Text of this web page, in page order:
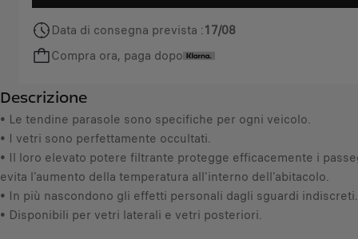
e
i
s
7
,
3
7
€
I
V
A
a
n
t
t
y
u
p
d
a
t
Data di consegna prevista :17/08
Compra ora, paga dopo
Descrizione
• Le tendine parasole sono specifiche per ogni veicolo.
• I vetri sono perfettamente occultati.
• Il loro elevato potere filtrante protegge efficacemente i
evita l'aumento della temperatura all'interno dell'abitacolo.
• In più nascondono gli effetti personali dagli sguardi indiscreti.
• Disponibili per vetri laterali e vetri posteriori.